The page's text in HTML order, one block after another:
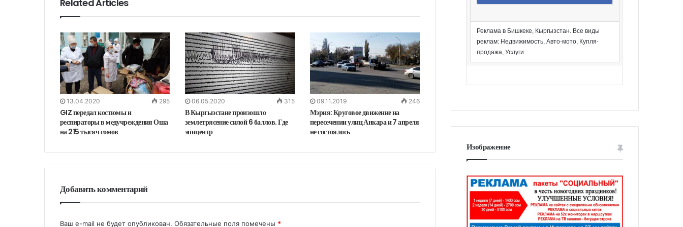
Related Articles
13.04.2020 295
GIZ передал костюмы и
респираторы в медучреждения Оша
на 215 тысяч сомов
06.05.2020 315
В Кыргызстане произошло
землетрясение силой 6 баллов. Где
эпицентр
09.11.2019 246
Мэрия: Круговое движение на
пересечении улиц Анкара и 7 апреля
не состоялось
Добавить комментарий
Ваш e-mail не будет опубликован. Обязательные поля помечены *
Реклама в Бишкеке, Кыргызстан. Все виды
реклам: Недвижимость, Авто-мото, Купля-
продажа, Услуги
Изображение